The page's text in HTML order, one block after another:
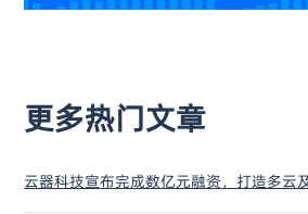
更多热门文章
云器科技宣布完成数亿元融资，打造多云